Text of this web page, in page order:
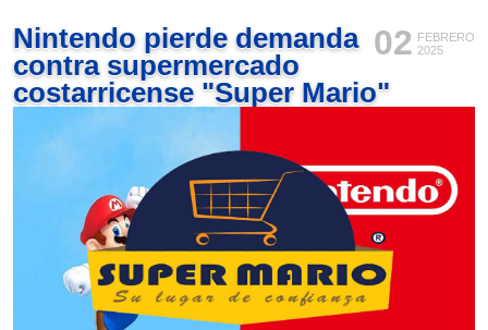
02 FEBRERO
2025
Nintendo pierde demanda
contra supermercado
costarricense "Super Mario"